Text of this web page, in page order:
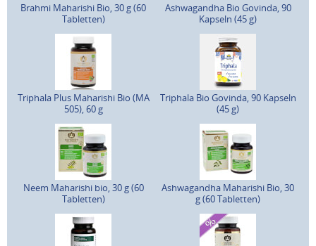
Brahmi Maharishi Bio, 30 g (60
Tabletten)
Ashwagandha Bio Govinda, 90
Kapseln (45 g)
Triphala Plus Maharishi Bio (MA
505), 60 g
Triphala Bio Govinda, 90 Kapseln
(45 g)
Neem Maharishi bio, 30 g (60
Tabletten)
Ashwagandha Maharishi Bio, 30
g (60 Tabletten)